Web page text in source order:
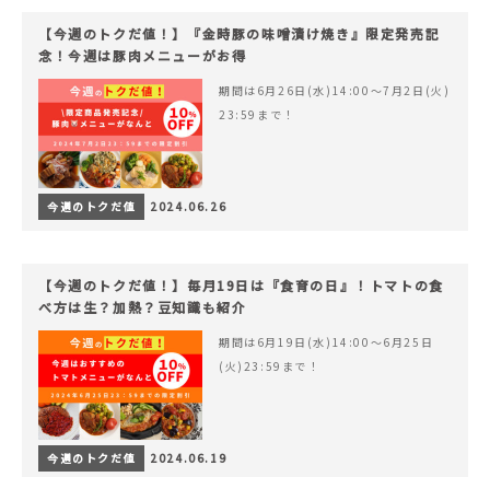
【今週のトクだ値！】『金時豚の味噌漬け焼き』限定発売記
念！今週は豚肉メニューがお得
期間は6月26日(水)14:00〜7月2日(火)
23:59まで！
今週のトクだ値 2024.06.26
【今週のトクだ値！】毎月19日は『食育の日』！トマトの食
べ方は生？加熱？豆知識も紹介
期間は6月19日(水)14:00〜6月25日
(火)23:59まで！
今週のトクだ値 2024.06.19